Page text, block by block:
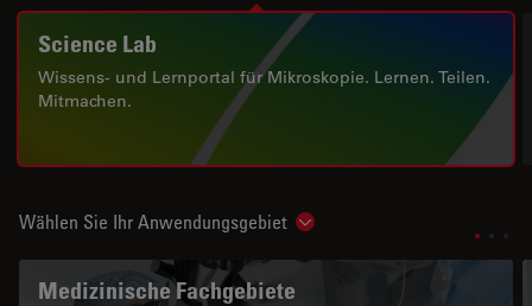
Science Lab
Wissens- und Lernportal für Mikroskopie. Lernen. Teilen.
Mitmachen.
Wählen Sie Ihr Anwendungsgebiet Show subnavigation
Medizinische Fachgebiete